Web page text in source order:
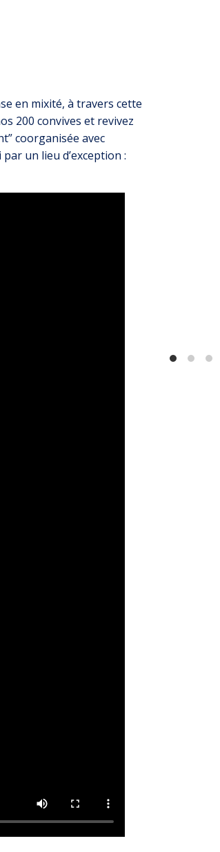
en mixité, à travers cette
200 convives et revivez
coorganisée avec
un lieu d’exception :